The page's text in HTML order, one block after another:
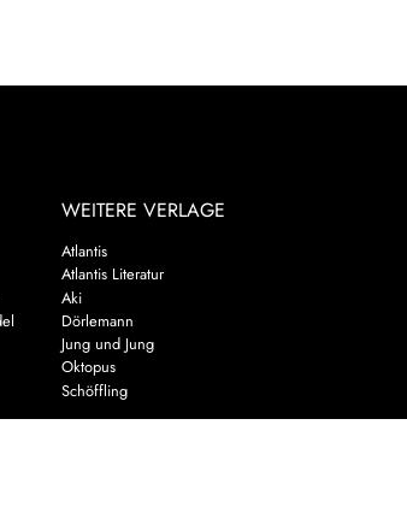
WEITERE VERLAGE
Atlantis
Atlantis Literatur
Aki
Dörlemann
Jung und Jung
Oktopus
Schöffling